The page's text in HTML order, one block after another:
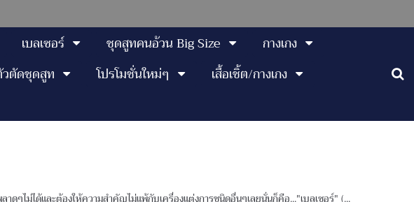
เบลเซอร์ ชุดสูทคนอ้วน Big Size
กางเกง
ตัดชุดสูท โปรโมชั่นใหม่ๆ
เสื้อเชิ้ต/กางเกง
ดๆไม่ได้และต้องให้ความสำคัญไม่แพ้กับเครื่องแต่งการชนิดอื่นๆเลยนั่นก็คือ..."เบลเซอร์" (...